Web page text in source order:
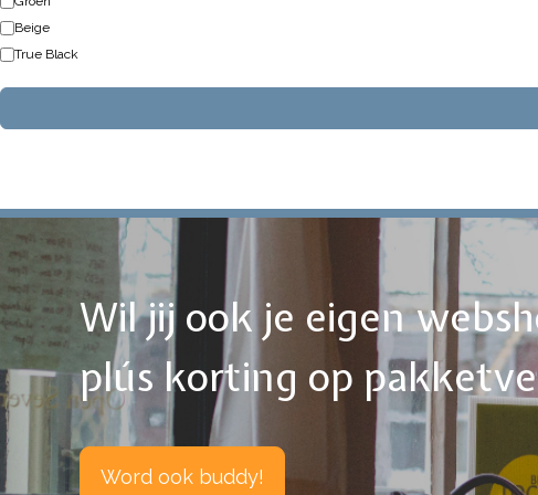
Beige
True Black
Wil jij ook je eigen
plús korting op
Word ook buddy!